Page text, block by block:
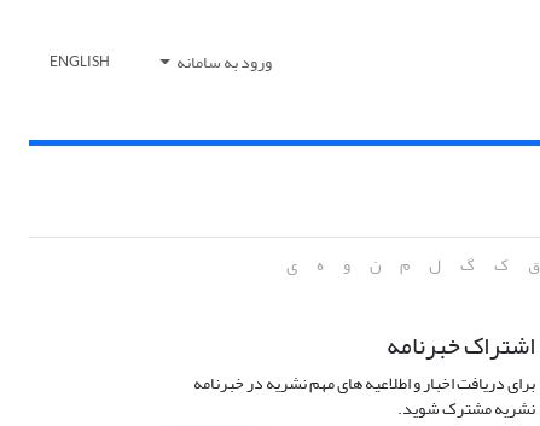
ورود به سامانه ENGLISH
ق ک گ ل م ن و ه ی
اشتراک خبرنامه
برای دریافت اخبار و اطلاعیه های مهم نشریه در خبرنامه
نشریه مشترک شوید.